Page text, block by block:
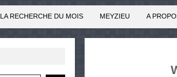
LA RECHERCHE DU MOIS MEYZIEU A